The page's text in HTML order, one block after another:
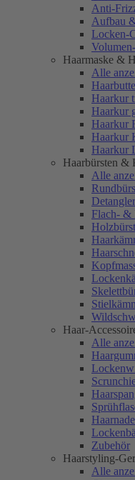
Anti-
Aufbau
Locken-
Haarmaske &
Alle
Haarkur
Haarkur
Haarkur
Haarkur
Haarkur
Haarbürsten &
Alle
Flach- &
Haar-
Alle
Zubehör
Haarstyling-
Alle